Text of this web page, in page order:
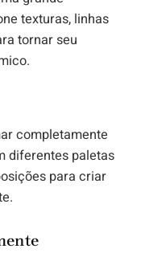
texturas, linhas
tornar seu
completamente
diferentes paletas
para criar